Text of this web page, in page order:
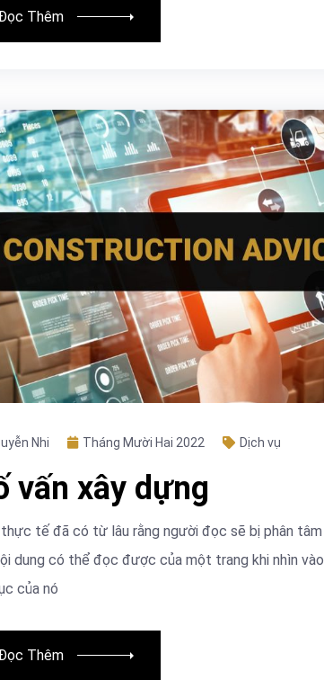
Thêm
Nhi Tháng Mười Hai 2022 Dịch vụ
vấn xây dựng
tế đã có từ lâu rằng người đọc sẽ bị phân tâm
dung có thể đọc được của một trang khi nhìn vào
của nó
Thêm